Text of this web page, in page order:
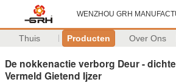
WENZHOU GRH
Thuis Producten Over Ons
De nokkenactie verborg Deur -
Vermeld Gietend Ijzer